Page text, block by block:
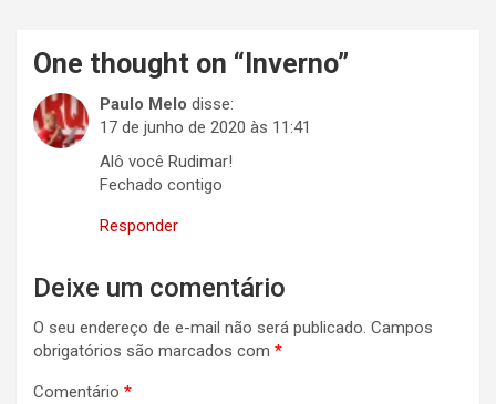
One thought on “ Inverno”
Paulo Melo disse:
17 de junho de 2020 às 11:41
Alô você Rudimar!
Fechado contigo
Responder
Deixe um comentário
O seu endereço de e-mail não será publicado. Campos
obrigatórios são marcados com *
Comentário *